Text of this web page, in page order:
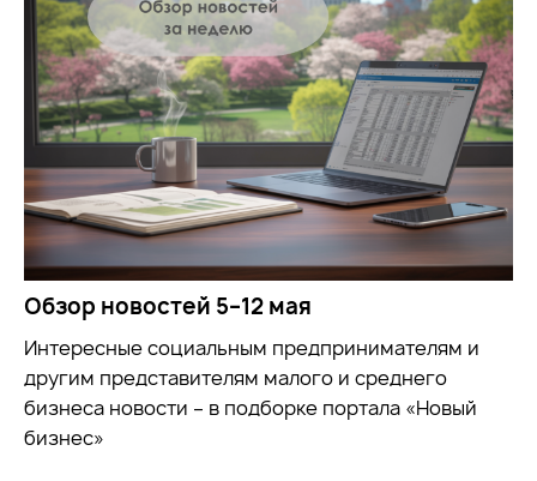
Обзор новостей 5–12 мая
Интересные социальным предпринимателям и
другим представителям малого и среднего
бизнеса новости – в подборке портала «Новый
бизнес»